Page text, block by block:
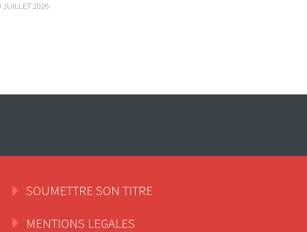
JUILLET 2026
SOUMETTRE SON TITRE
MENTIONS LEGALES